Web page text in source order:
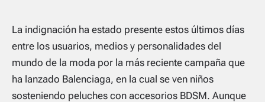
La indignación ha estado presente estos últimos días
entre los usuarios, medios y personalidades del
mundo de la moda por la más reciente campaña que
ha lanzado Balenciaga, en la cual se ven niños
sosteniendo peluches con accesorios BDSM. Aunque